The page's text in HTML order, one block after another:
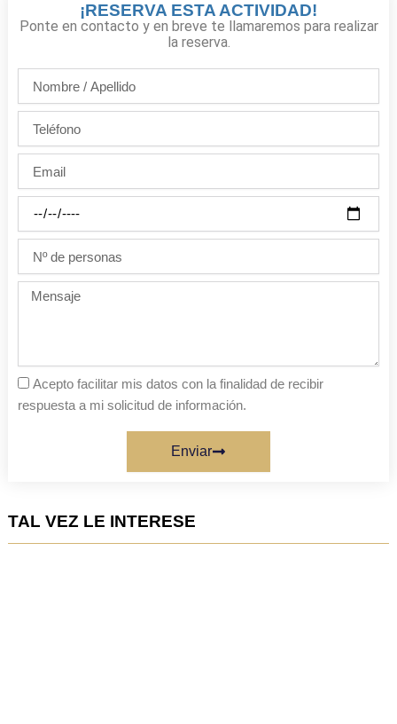
¡RESERVA ESTA ACTIVIDAD!
Ponte en contacto y en breve te llamaremos para realizar
la reserva.
Apellido
la
fiesta
personas
Mensaje
Acepto facilitar mis datos con la finalidad de recibir
respuesta a mi solicitud de información.
Enviar
TAL VEZ LE INTERESE